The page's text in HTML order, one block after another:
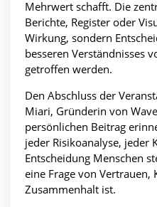
Mehrwert schafft. Die
Berichte, Register oder
Wirkung, sondern
besseren Verständnisses
getroffen werden.
Den Abschluss der
Miari, Gründerin von
persönlichen Beitrag
jeder Risikoanalyse, jeder
Entscheidung Menschen
eine Frage von
Zusammenhalt ist.